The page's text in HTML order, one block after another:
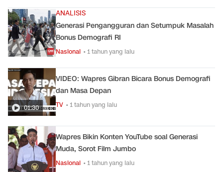
ANALISIS
Generasi Pengangguran dan Setumpuk Masalah
Bonus Demografi RI
Nasional • 1 tahun yang lalu
01:30
VIDEO: Wapres Gibran Bicara Bonus Demografi
dan Masa Depan
TV • 1 tahun yang lalu
Wapres Bikin Konten YouTube soal Generasi
Muda, Sorot Film Jumbo
Nasional • 1 tahun yang lalu